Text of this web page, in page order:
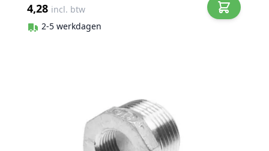
4,28 incl. btw
2-5 werkdagen